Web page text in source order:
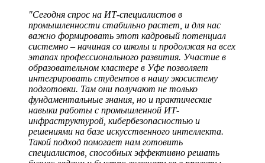
"Сегодня спрос на ИТ-специалистов в
промышленности стабильно растет, и для нас
важно формировать этот кадровый потенциал
системно – начиная со школы и продолжая на всех
этапах профессионального развития. Участие в
образовательном кластере в Уфе позволяет
интегрировать студентов в нашу экосистему
подготовки. Там они получают не только
фундаментальные знания, но и практические
навыки работы с промышленной ИТ-
инфраструктурой, кибербезопасностью и
решениями на базе искусственного интеллекта.
Такой подход помогает нам готовить
специалистов, способных эффективно решать